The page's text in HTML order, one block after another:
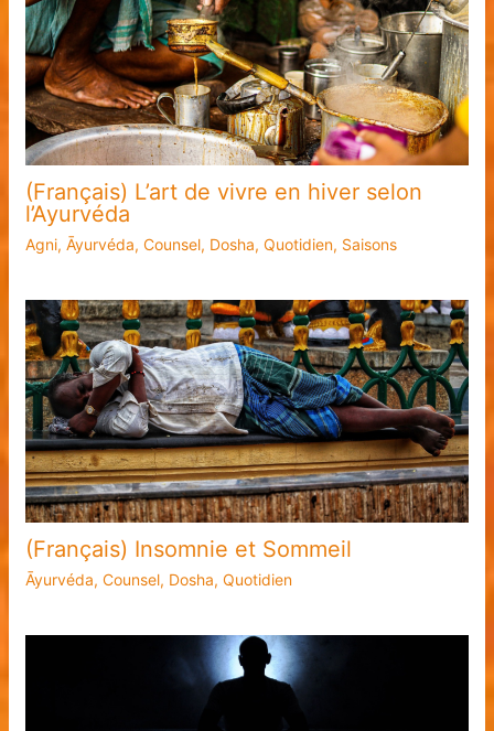
(Français) L’art de vivre en hiver selon
l’Ayurvéda
Agni, Āyurvéda, Counsel, Dosha, Quotidien, Saisons
(Français) Insomnie et Sommeil
Āyurvéda, Counsel, Dosha, Quotidien